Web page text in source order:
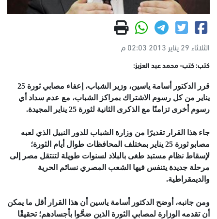
الثلاثاء 29 يناير 2013 02:03 م
كتب: كتب- محمد عبد العزيز:
قرر الدكتور أسامة ياسين، وزير الشباب، إعفاء مصابي ثورة 25
يناير من كل رسوم الاشتراك بمراكز الشباب، مع عدم سداد أي
رسوم أخرى تزامنًا مع الذكرى الثانية لثورة 25 يناير المجيدة.
جاء هذا القرار تقديرًا من وزارة الشباب للدور النبيل الذي لعبه
مصابو ثورة 25 يناير بمختلف المحافظات طوال أيام الثورة؛
لإسقاط نظام مستبد طغى بالبلاد لسنوات طويلة لتنتقل مصر إلى
مرحلة جديدة يتنفس فيها الشعب المصري نسائم الحرية
والديمقراطية.
ومن جانبه، أوضح الدكتور أسامة ياسين أن هذا القرار أقل ما يمكن
أن تقدمه الوزارة لمصابي الثورة الذين ضحَّوا بأجسادهم؛ تحقيقًا